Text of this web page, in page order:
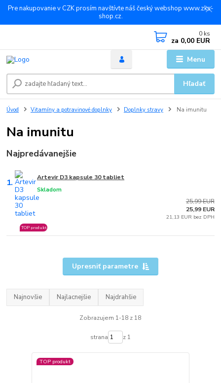
Pre nakupovanie v CZK prosím navštívte náš český webshop www.zks-
shop.cz.
Menu
Hľadať
0 ks
za 0,00 EUR
Úvod Vitamíny a potravinové doplnky Doplnky stravy Na imunitu
Na imunitu
Najpredávanejšie
1. Artevir D3 kapsule 30 tabliet
Skladom
TOP produkt
25,99 EUR
25,99 EUR
21,13 EUR bez DPH
Upresniť parametre
Najnovšie Najlacnejšie Najdrahšie
Zobrazujem 1-18 z 18
strana z 1
TOP produkt